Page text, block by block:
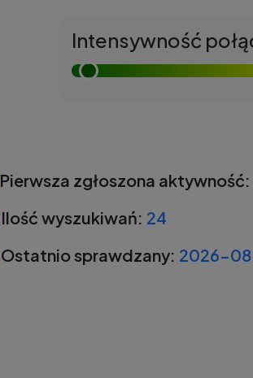
Intensywność
Pierwsza zgłoszona aktywność:
Ilość wyszukiwań: 24
Ostatnio sprawdzany: 2026-